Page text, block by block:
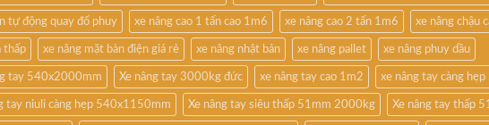
tự động quay đổ phuy xe nâng cao 1 tấn cao 1m6 xe nâng cao 2 tấn 1m6 xe nâng chậu
thấp xe nâng mặt bàn điện giá rẻ xe nâng nhật bản xe nâng pallet xe nâng phuy dầu
tay 540x2000mm Xe nâng tay 3000kg đức xe nâng tay cao 1m2 xe nâng tay càng
tay niuli càng hẹp 540x1150mm Xe nâng tay siêu thấp 51mm 2000kg Xe nâng tay thấp